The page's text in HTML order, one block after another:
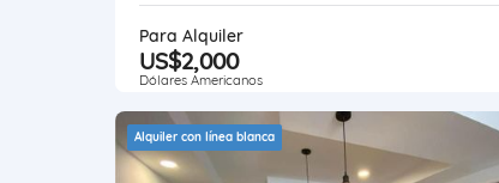
Para Alquiler
US$2,000
Dólares Americanos
Alquiler con línea blanca